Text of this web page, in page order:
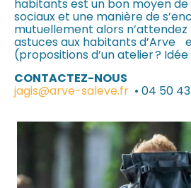
habitants est un bon moyen
sociaux et une manière de
mutuellement alors n’attendez
astuces aux habitants d’Arve
(propositions d’un atelier ?
CONTACTEZ-NOUS
jagis@arve-saleve.fr • 04 50